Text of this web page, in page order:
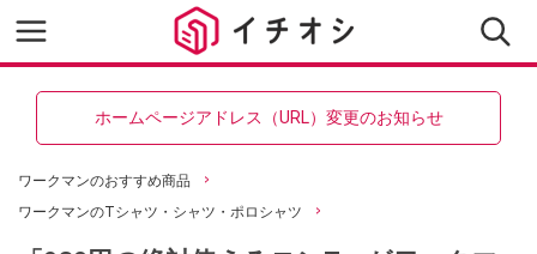
ホームページアドレス（URL）変更のお知らせ
ワークマンのおすすめ商品
ワークマンのTシャツ・シャツ・ポロシャツ